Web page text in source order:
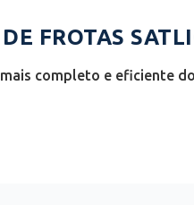
FROTAS
completo e eficiente